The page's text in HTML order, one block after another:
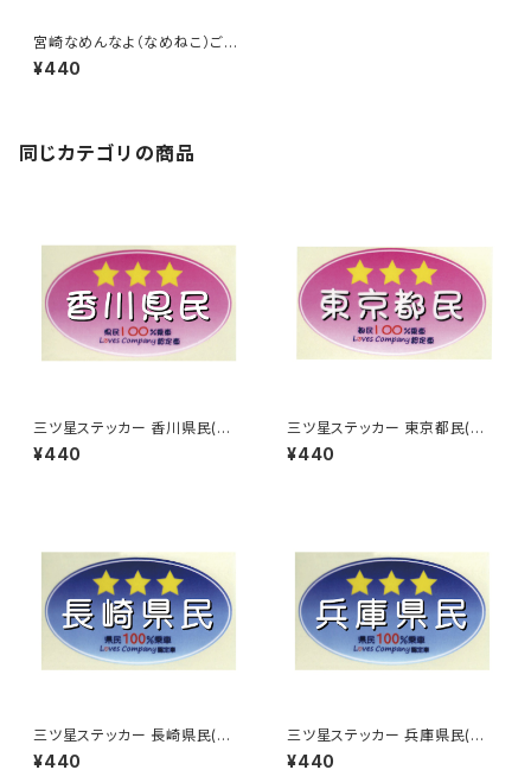
宮崎なめんなよ（なめねこ）ご当
地ステッカー B-3
¥440
同じカテゴリの商品
三ツ星ステッカー 香川県民(ピ
ンク)
¥440
三ツ星ステッカー 東京都民(ピ
ンク)
¥440
三ツ星ステッカー 長崎県民(ブ
ルー)
¥440
三ツ星ステッカー 兵庫県民(ブ
ルー)
¥440